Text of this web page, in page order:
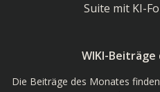
Suite mit KI-
WIKI-
Die Beiträge des Monates